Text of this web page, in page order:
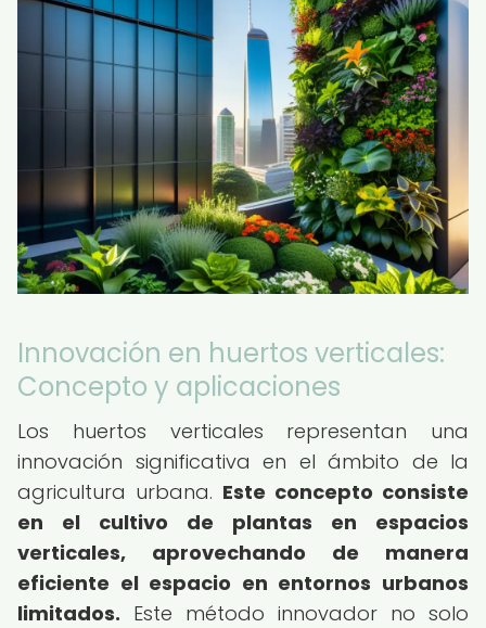
Innovación en huertos verticales:
Concepto y aplicaciones
Los huertos verticales representan una
innovación significativa en el ámbito de la
agricultura urbana. Este concepto consiste
en el cultivo de plantas en espacios
verticales, aprovechando de manera
eficiente el espacio en entornos urbanos
limitados. Este método innovador no solo